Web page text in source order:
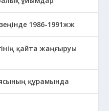
1986-1991жж
қайта жаңғыруы
құрамында